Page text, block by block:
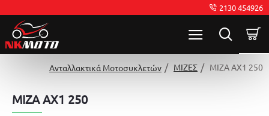
2130 454926
Ανταλλακτικά Μοτοσυκλετών ΜΙΖΕΣ ΜΙΖΑ AX1 250
ΜΙΖΑ AX1 250